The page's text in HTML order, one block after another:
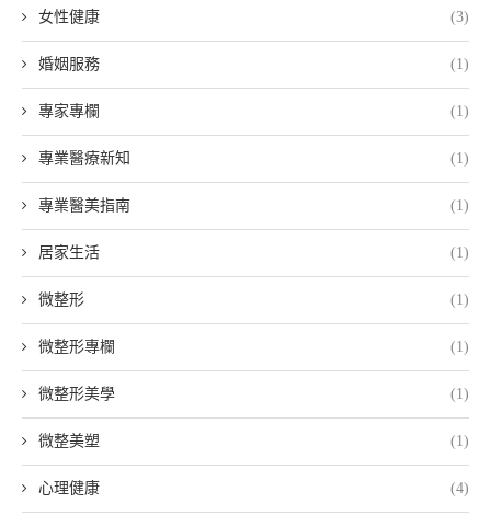
女性健康 (3)
婚姻服務 (1)
專家專欄 (1)
專業醫療新知 (1)
專業醫美指南 (1)
居家生活 (1)
微整形 (1)
微整形專欄 (1)
微整形美學 (1)
微整美塑 (1)
心理健康 (4)